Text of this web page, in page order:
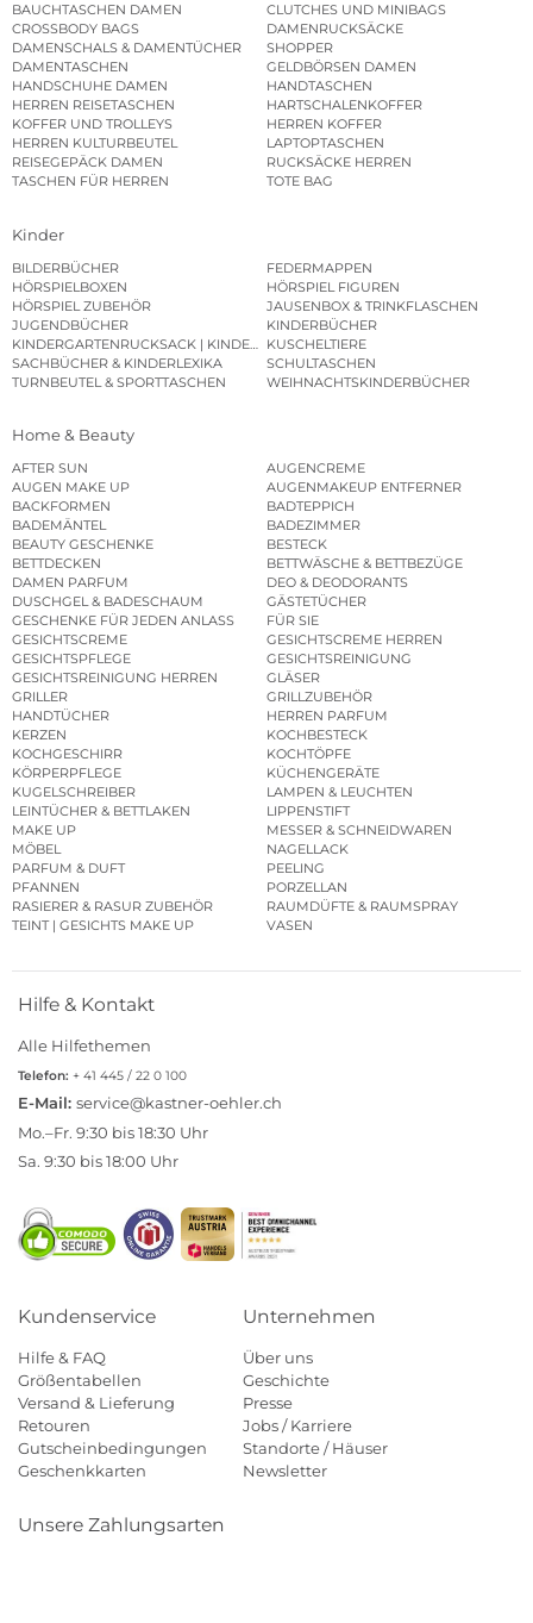
BAUCHTASCHEN DAMEN
CLUTCHES UND MINIBAGS
CROSSBODY BAGS
DAMENRUCKSÄCKE
DAMENSCHALS & DAMENTÜCHER
SHOPPER
DAMENTASCHEN
GELDBÖRSEN DAMEN
HANDSCHUHE DAMEN
HANDTASCHEN
HERREN REISETASCHEN
HARTSCHALENKOFFER
KOFFER UND TROLLEYS
HERREN KOFFER
HERREN KULTURBEUTEL
LAPTOPTASCHEN
REISEGEPÄCK DAMEN
RUCKSÄCKE HERREN
TASCHEN FÜR HERREN
TOTE BAG
Kinder
BILDERBÜCHER
FEDERMAPPEN
HÖRSPIELBOXEN
HÖRSPIEL FIGUREN
HÖRSPIEL ZUBEHÖR
JAUSENBOX & TRINKFLASCHEN
JUGENDBÜCHER
KINDERBÜCHER
KINDERGARTENRUCKSACK | KINDERGARTENBEUTEL
KUSCHELTIERE
SACHBÜCHER & KINDERLEXIKA
SCHULTASCHEN
TURNBEUTEL & SPORTTASCHEN
WEIHNACHTSKINDERBÜCHER
Home & Beauty
AFTER SUN
AUGENCREME
AUGEN MAKE UP
AUGENMAKEUP ENTFERNER
BACKFORMEN
BADTEPPICH
BADEMÄNTEL
BADEZIMMER
BEAUTY GESCHENKE
BESTECK
BETTDECKEN
BETTWÄSCHE & BETTBEZÜGE
DAMEN PARFUM
DEO & DEODORANTS
DUSCHGEL & BADESCHAUM
GÄSTETÜCHER
GESCHENKE FÜR JEDEN ANLASS
FÜR SIE
GESICHTSCREME
GESICHTSCREME HERREN
GESICHTSPFLEGE
GESICHTSREINIGUNG
GESICHTSREINIGUNG HERREN
GLÄSER
GRILLER
GRILLZUBEHÖR
HANDTÜCHER
HERREN PARFUM
KERZEN
KOCHBESTECK
KOCHGESCHIRR
KOCHTÖPFE
KÖRPERPFLEGE
KÜCHENGERÄTE
KUGELSCHREIBER
LAMPEN & LEUCHTEN
LEINTÜCHER & BETTLAKEN
LIPPENSTIFT
MAKE UP
MESSER & SCHNEIDWAREN
MÖBEL
NAGELLACK
PARFUM & DUFT
PEELING
PFANNEN
PORZELLAN
RASIERER & RASUR ZUBEHÖR
RAUMDÜFTE & RAUMSPRAY
TEINT | GESICHTS MAKE UP
VASEN
Hilfe & Kontakt
Alle Hilfethemen
Telefon: + 41 445 / 22 0 100
E-Mail: service@kastner-oehler.ch
Mo.–Fr. 9:30 bis 18:30 Uhr
Sa. 9:30 bis 18:00 Uhr
Kundenservice
Hilfe & FAQ
Größentabellen
Versand & Lieferung
Retouren
Gutscheinbedingungen
Geschenkkarten
Unternehmen
Über uns
Geschichte
Presse
Jobs / Karriere
Standorte / Häuser
Newsletter
Unsere Zahlungsarten